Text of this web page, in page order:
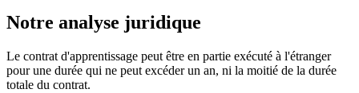
Notre analyse juridique
Le contrat d'apprentissage peut être en partie exécuté à l'étranger
pour une durée qui ne peut excéder un an, ni la moitié de la durée
totale du contrat.